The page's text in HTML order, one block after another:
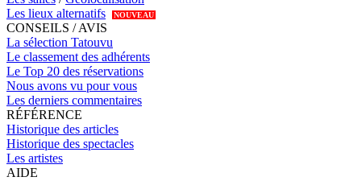
Les lieux alternatifs
NOUVEAU
CONSEILS / AVIS
La sélection Tatouvu
Le classement des adhérents
Le Top 20 des réservations
Nous avons vu pour vous
Les derniers commentaires
RÉFÉRENCE
Historique des articles
Historique des spectacles
Les artistes
AIDE